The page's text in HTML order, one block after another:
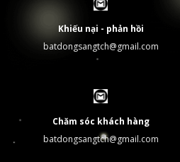
Khiếu nại - phản hồi
batdongsangtch@gmail.com
Chăm sóc khách hàng
batdongsangtch@gmail.com